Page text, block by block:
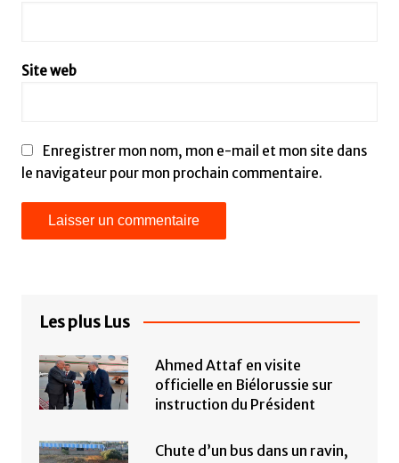
Site web
Enregistrer mon nom, mon e-mail et mon site dans
le navigateur pour mon prochain commentaire.
Les plus Lus
Ahmed Attaf en visite
officielle en Biélorussie sur
instruction du Président
Chute d’un bus dans un ravin,